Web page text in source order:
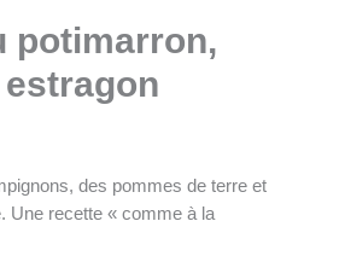
potimarron,
des pommes de terre et
Une recette « comme à la